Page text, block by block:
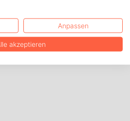
Anpassen
akzeptieren